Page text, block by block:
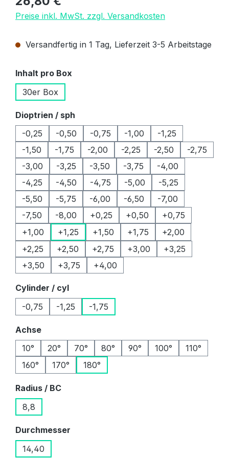
Preise inkl. MwSt. zzgl. Versandkosten
Versandfertig in 1 Tag, Lieferzeit 3-5 Arbeitstage
Inhalt pro Box
30er Box
Dioptrien / sph
-0,25
-0,50 -0,75 -1,00
-1,25
-1,50
-1,75 -2,00 -2,25 -2,50
-2,75
-3,00
-3,25 -3,50 -3,75
-4,00
-4,25
-4,50 -4,75 -5,00
-5,25
-5,50
-5,75 -6,00 -6,50
-7,00
-7,50
-8,00 +0,25 +0,50
+0,75
+1,00
+1,25 +1,50 +1,75
+2,00
+2,25
+2,50 +2,75 +3,00
+3,25
+3,50
+3,75 +4,00
Cylinder / cylauswählen
-0,75
-1,25 -1,75
Achseauswählen
10°
20° 70° 80° 90° 100°
110°
160°
170° 180°
Radius / BCauswählen
8,8
Durchmesser
14,40